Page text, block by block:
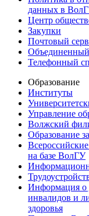
данных в
Центр
Закупки
Почтовый
Телефонный
Образование
Институты
Управление
Волжский
Образование
на базе ВолГУ
Информация о
инвалидов и
здоровья